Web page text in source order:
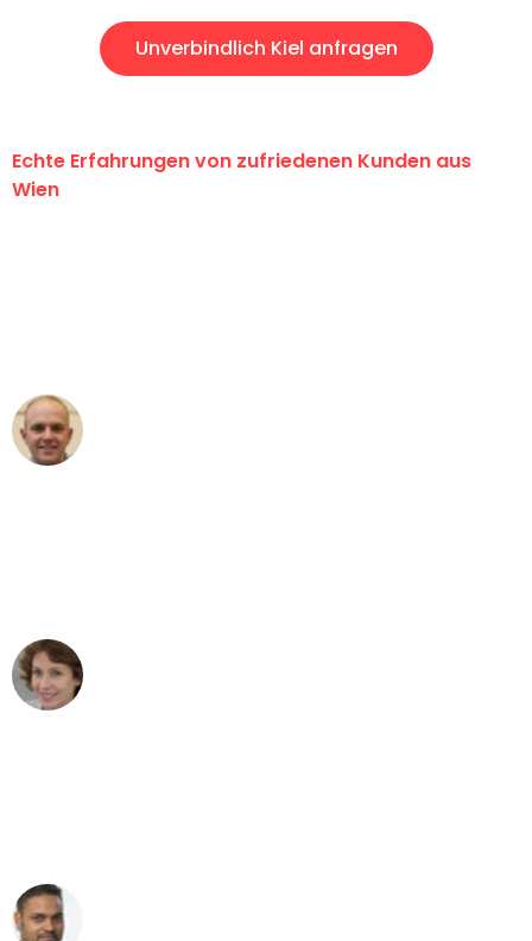
Unverbindlich Kiel anfragen
Echte Erfahrungen von zufriedenen Kunden aus
Wien